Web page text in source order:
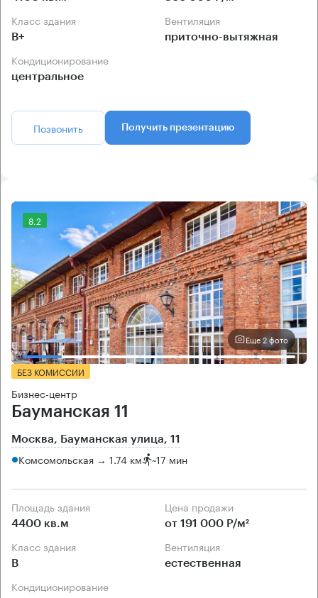
Класс здания
B+
Вентиляция
приточно-вытяжная
Кондиционирование
центральное
Позвонить Получить презентацию
8.2
Еще 2 фото
БЕЗ КОМИССИИ
Бизнес-центр
Бауманская 11
Москва, Бауманская улица, 11
Комсомольская → 1.74 км ~17 мин
Площадь здания
4400 кв.м
Цена продажи
от 191 000 Р/м²
Класс здания
B
Вентиляция
естественная
Кондиционирование